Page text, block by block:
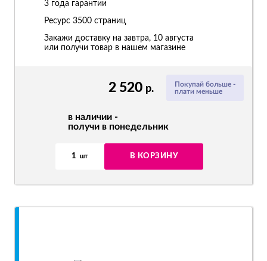
Покупай больше -
плати меньше
2 520 р.
в наличии -
получи в понедельник
1 шт В КОРЗИНУ
3 года гарантии
Ресурс 3500 страниц
Закажи доставку на завтра, 10 августа
или получи товар в нашем магазине